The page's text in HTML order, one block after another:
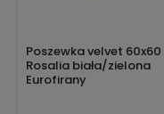
Poszewka velvet 60x60
Rosalia biała/zielona
Eurofirany